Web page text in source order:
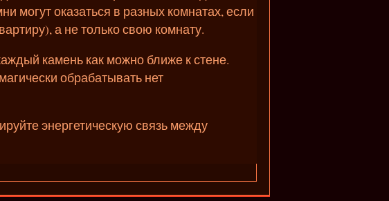
могут оказаться в разных комнатах, если
а не только свою комнату.
камень как можно ближе к стене.
обрабатывать нет
энергетическую связь между